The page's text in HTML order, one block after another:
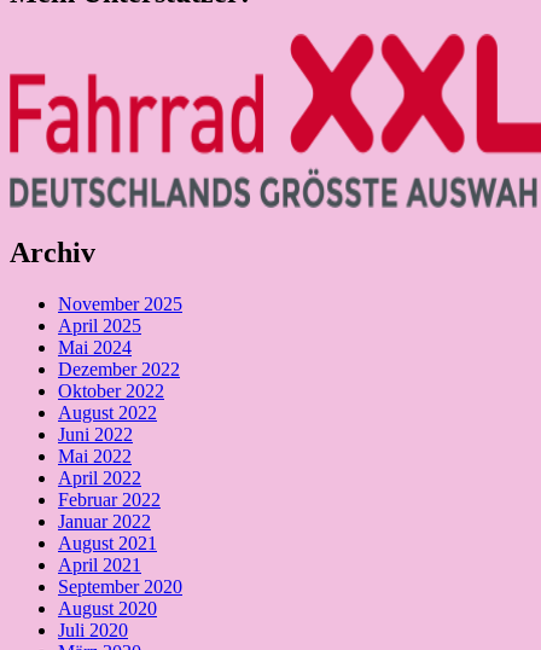
Archiv
November 2025
April 2025
Mai 2024
Dezember 2022
Oktober 2022
August 2022
Juni 2022
Mai 2022
April 2022
Februar 2022
Januar 2022
August 2021
April 2021
September 2020
August 2020
Juli 2020